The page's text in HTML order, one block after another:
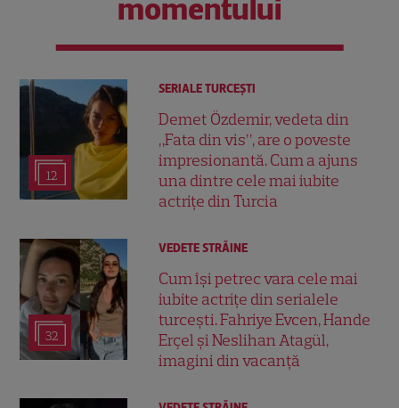
momentului
12
SERIALE TURCEŞTI
Demet Özdemir, vedeta din
„Fata din vis”, are o poveste
impresionantă. Cum a ajuns
una dintre cele mai iubite
actrițe din Turcia
32
VEDETE STRĂINE
Cum își petrec vara cele mai
iubite actrițe din serialele
turcești. Fahriye Evcen, Hande
Erçel și Neslihan Atagül,
imagini din vacanță